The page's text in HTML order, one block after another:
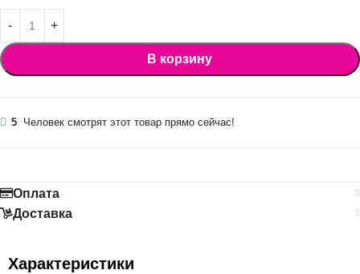
В корзину
5 Человек смотрят этот товар прямо сейчас!
Оплата
Доставка
Характеристики